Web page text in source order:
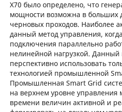
X70 было определено, что
мощности возможна в больших
черновых проходов. Наиболее
данный метод управления,
подключения параллельно
нелинейной нагрузкой. Данный
перспективно использовать
технологией промышленной
Промышленная Smart Grid
на верхнем уровне управления
времени величин активной и